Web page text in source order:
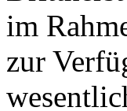
im
zur